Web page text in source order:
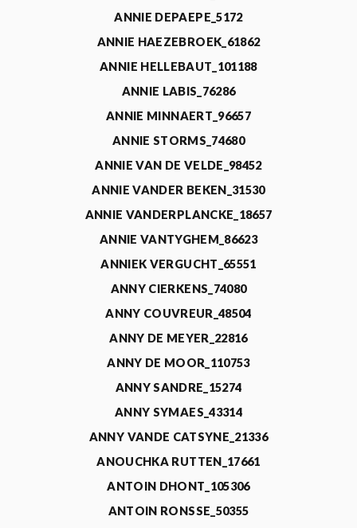
ANNIE DEPAEPE_5172
ANNIE HAEZEBROEK_61862
ANNIE HELLEBAUT_101188
ANNIE LABIS_76286
ANNIE MINNAERT_96657
ANNIE STORMS_74680
ANNIE VAN DE VELDE_98452
ANNIE VANDER BEKEN_31530
ANNIE VANDERPLANCKE_18657
ANNIE VANTYGHEM_86623
ANNIEK VERGUCHT_65551
ANNY CIERKENS_74080
ANNY COUVREUR_48504
ANNY DE MEYER_22816
ANNY DE MOOR_110753
ANNY SANDRE_15274
ANNY SYMAES_43314
ANNY VANDE CATSYNE_21336
ANOUCHKA RUTTEN_17661
ANTOIN DHONT_105306
ANTOIN RONSSE_50355